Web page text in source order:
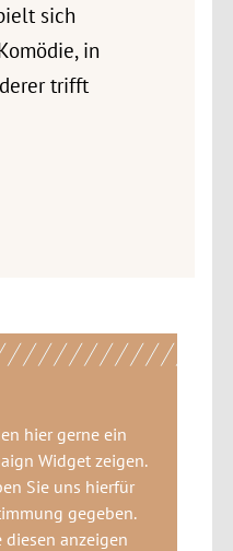
sich
in
trifft
hier gerne ein
Widgetzeigen.
Sie uns hierfür
gegeben.
diesen anzeigen